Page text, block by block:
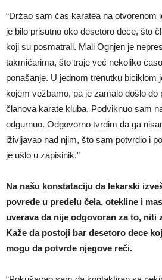
“Držao sam čas karatea na otvorenom
je bilo prisutno oko desetoro dece, što
koji su posmatrali. Mali Ognjen je
takmičarima, što traje već nekoliko
ponašanje. U jednom trenutku biciklom
kojem vežbamo, pa je zamalo došlo do
članova karate kluba. Podviknuo sam
odgurnuo. Odgovorno tvrdim da ga
iživljavao nad njim, što sam potvrdio i
je ušlo u zapisinik.”
Na našu konstataciju da lekarski
povrede u predelu čela, otekline i
uverava da nije odgovoran za to, niti
Kaže da postoji bar desetoro dece
mogu da potvrde njegove reči.